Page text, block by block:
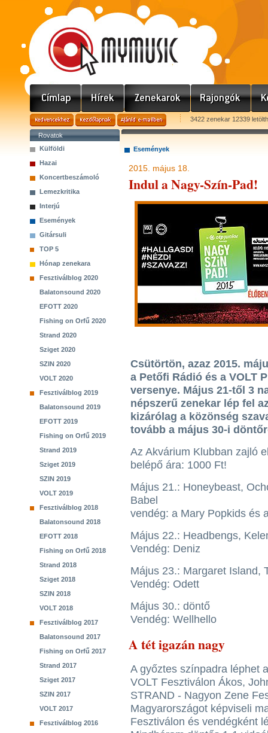
3422 zenekar 12339
Rovatok
Külföldi
Hazai
Koncertbeszámoló
Lemezkritika
Interjú
Események
Gitársuli
TOP 5
Hónap zenekara
Fesztiválblog 2020
Balatonsound 2020
EFOTT 2020
Fishing on Orfű 2020
Strand 2020
Sziget 2020
SZIN 2020
VOLT 2020
Fesztiválblog 2019
Balatonsound 2019
EFOTT 2019
Fishing on Orfű 2019
Strand 2019
Sziget 2019
SZIN 2019
VOLT 2019
Fesztiválblog 2018
Balatonsound 2018
EFOTT 2018
Fishing on Orfű 2018
Strand 2018
Sziget 2018
SZIN 2018
VOLT 2018
Fesztiválblog 2017
Balatonsound 2017
Fishing on Orfű 2017
Strand 2017
Sziget 2017
SZIN 2017
VOLT 2017
Fesztiválblog 2016
Események
2015. május 18.
Indul a Nagy-Szín-Pad!
Csütörtön, azaz 2015.
a Petőfi Rádió és a VOLT
versenye. Május 21-től 3
népszerű zenekar lép fel
kizárólag a közönség
tovább a május 30-i
Az Akvárium Klubban zajló
belépő ára: 1000 Ft!
Május 21.: Honeybeast,
Babel
vendég: a Mary Popkids és
Május 22.: Headbengs,
Vendég: Deniz
Május 23.: Margaret Island,
Vendég: Odett
Május 30.: döntő
Vendég: Wellhello
A tét igazán nagy
A győztes színpadra léphet
VOLT Fesztiválon Ákos,
STRAND - Nagyon Zene
Magyarországot képviseli
Fesztiválon és vendégként